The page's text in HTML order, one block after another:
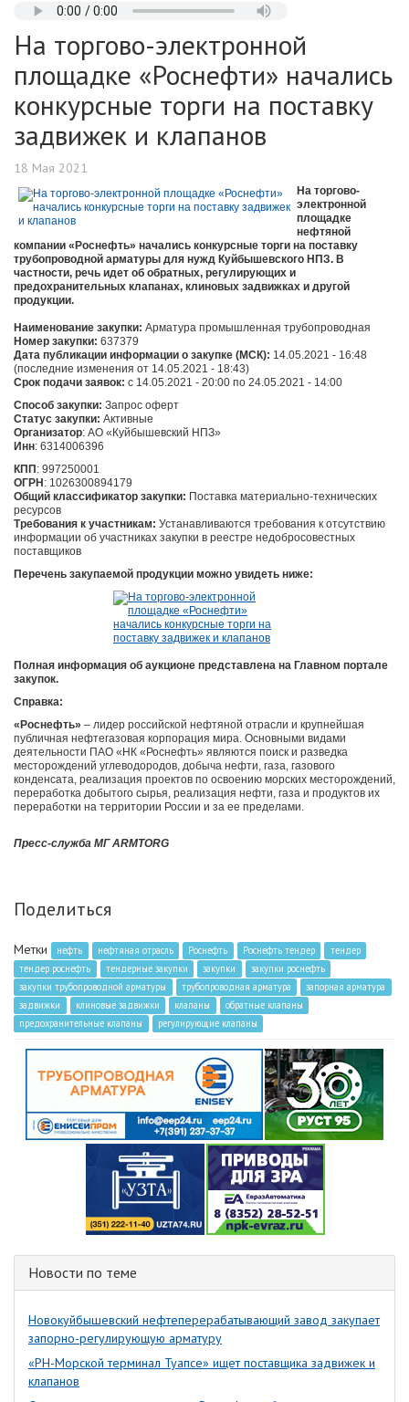
На торгово-электронной
площадке «Роснефти» начались
конкурсные торги на поставку
задвижек и клапанов
18 Мая 2021
На торгово-
электронной
площадке
нефтяной
компании «Роснефть» начались конкурсные торги на поставку
трубопроводной арматуры для нужд Куйбышевского НПЗ. В
частности, речь идет об обратных, регулирующих и
предохранительных клапанах, клиновых задвижках и другой
продукции.
Наименование закупки: Арматура промышленная трубопроводная
Номер закупки: 637379
Дата публикации информации о закупке (МСК): 14.05.2021 - 16:48
(последние изменения от 14.05.2021 - 18:43)
Срок подачи заявок: c 14.05.2021 - 20:00 по 24.05.2021 - 14:00
Способ закупки: Запрос оферт
Статус закупки: Активные
Организатор: АО «Куйбышевский НПЗ»
Инн: 6314006396
КПП : 997250001
ОГРН : 1026300894179
Общий классификатор закупки: Поставка материально-технических
ресурсов
Требования к участникам: Устанавливаются требования к отсутствию
информации об участниках закупки в реестре недобросовестных
поставщиков
Перечень закупаемой продукции можно увидеть ниже:
Полная информация об аукционе представлена на Главном портале
закупок.
Справка:
«Роснефть» – лидер российской нефтяной отрасли и крупнейшая
публичная нефтегазовая корпорация мира. Основными видами
деятельности ПАО «НК «Роснефть» являются поиск и разведка
месторождений углеводородов, добыча нефти, газа, газового
конденсата, реализация проектов по освоению морских месторождений,
переработка добытого сырья, реализация нефти, газа и продуктов их
переработки на территории России и за ее пределами.
Пресс-служба МГ ARMTORG
Поделиться
Метки нефть нефтяная отрасль Роснефть Роснефть тендер
тендер
тендер роснефть
тендерные закупки закупки
закупки роснефть
закупки трубопроводной арматуры
трубопроводная арматура
запорная арматура
задвижки
клиновые задвижки клапаны
обратные клапаны
предохранительные клапаны
регулирующие клапаны
Новости по теме
Новокуйбышевский нефтеперерабатывающий завод закупает
запорно-регулирующую арматуру
«РН-Морской терминал Туапсе» ищет поставщика задвижек и
клапанов